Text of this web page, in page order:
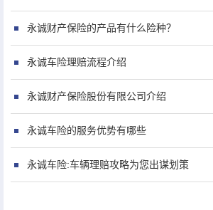
永诚财产保险的产品有什么险种？
永诚车险理赔流程介绍
永诚财产保险股份有限公司介绍
永诚车险的服务优势有哪些
永诚车险:车辆理赔攻略为您出谋划策